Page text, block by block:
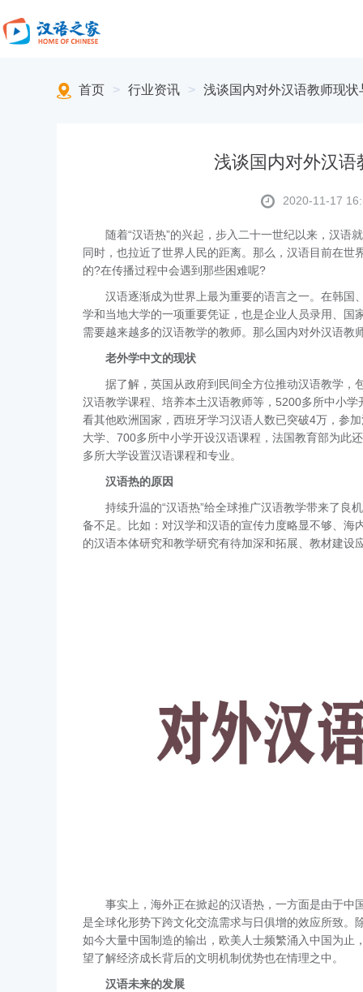
首页 > 行业资讯 > 浅谈国内对外汉语教师现状
浅谈国内对外汉
2020-11-17
随着“汉语热”的兴起，步入二十一世纪以来，汉语
同时，也拉近了世界人民的距离。那么，汉语目前在
的?在传播过程中会遇到那些困难呢?
汉语逐渐成为世界上最为重要的语言之一。在韩国
学和当地大学的一项重要凭证，也是企业人员录用、
需要越来越多的汉语教学的教师。那么国内对外汉语教
老外学中文的现状
据了解，英国从政府到民间全方位推动汉语教学，
汉语教学课程、培养本土汉语教师等，5200多所中小
看其他欧洲国家，西班牙学习汉语人数已突破4万，参
大学、700多所中小学开设汉语课程，法国教育部为此
多所大学设置汉语课程和专业。
汉语热的原因
持续升温的“汉语热”给全球推广汉语教学带来了良
备不足。比如：对汉学和汉语的宣传力度略显不够、
的汉语本体研究和教学研究有待加深和拓展、教材建设
事实上，海外正在掀起的汉语热，一方面是由于中
是全球化形势下跨文化交流需求与日俱增的效应所致
如今大量中国制造的输出，欧美人士频繁涌入中国为
望了解经济成长背后的文明机制优势也在情理之中。
汉语未来的发展